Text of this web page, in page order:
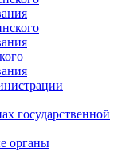
государственной
органы